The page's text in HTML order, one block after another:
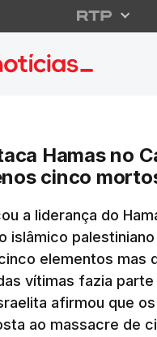
ataca
Hamas no
cinco
a liderança do
islâmico
elementos mas
vítimas fazia parte
afirmou que
ao massacre de